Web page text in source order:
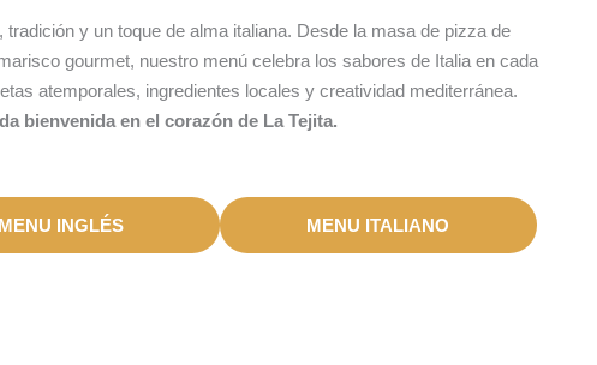
y un toque de alma italiana. Desde la masa de pizza de
gourmet, nuestro menú celebra los sabores de Italia en cada
atemporales, ingredientes locales y creatividad mediterránea.
bienvenida en el corazón de La Tejita.
MENU INGLÉS MENU ITALIANO